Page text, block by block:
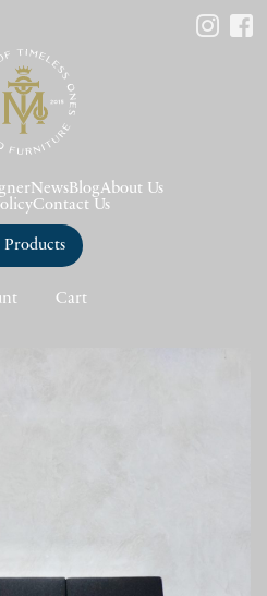
News BlogAbout Us
Contact Us
Cart